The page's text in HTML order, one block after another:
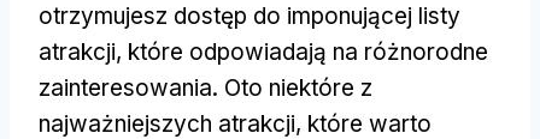
otrzymujesz dostęp do imponującej listy
atrakcji, które odpowiadają na różnorodne
zainteresowania. Oto niektóre z
najważniejszych atrakcji, które warto